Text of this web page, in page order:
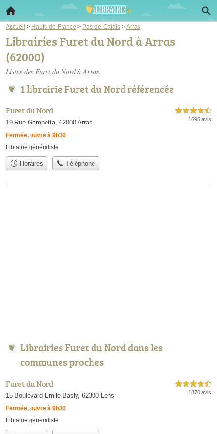
Accueil > Hauts-de-France > Pas-de-Calais > Arras
Librairies Furet du Nord à Arras
(62000)
Listes des Furet du Nord à Arras.
1 librairie Furet du Nord référencée
Furet du Nord
19 Rue Gambetta, 62000 Arras
Fermée, ouvre à 9h30
4,5 étoiles sur 5
1695 avis
Librairie généraliste
Horaires Téléphone
Librairies Furet du Nord dans les
communes proches
Furet du Nord
15 Boulevard Emile Basly, 62300 Lens
Fermée, ouvre à 9h30
4,5 étoiles sur 5
1870 avis
Librairie généraliste